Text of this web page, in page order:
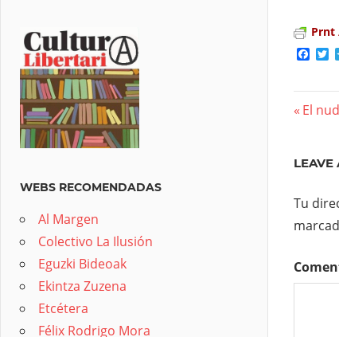
Prnt
de
El
LEAVE
Tu
WEBS RECOMENDADAS
Al Margen
Colectivo La Ilusión
Eguzki Bideoak
Ekintza Zuzena
Etcétera
Félix Rodrigo Mora